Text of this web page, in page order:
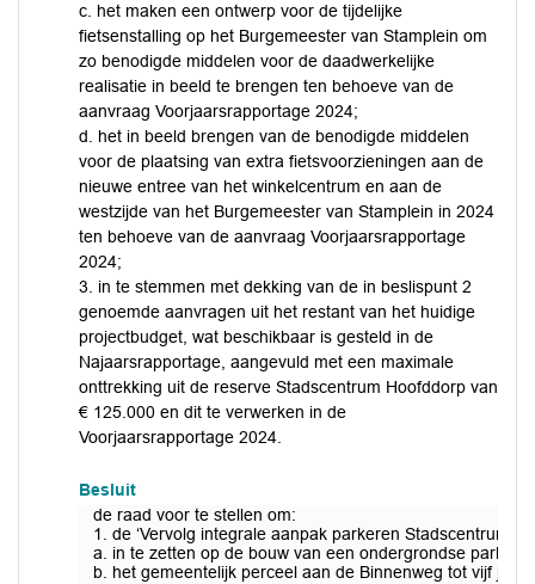
c. het maken een ontwerp voor de tijdelijke
fietsenstalling op het Burgemeester van Stamplein om
zo benodigde middelen voor de daadwerkelijke
realisatie in beeld te brengen ten behoeve van de
aanvraag Voorjaarsrapportage 2024;
d. het in beeld brengen van de benodigde middelen
voor de plaatsing van extra fietsvoorzieningen aan de
nieuwe entree van het winkelcentrum en aan de
westzijde van het Burgemeester van Stamplein in 2024
ten behoeve van de aanvraag Voorjaarsrapportage
2024;
3. in te stemmen met dekking van de in beslispunt 2
genoemde aanvragen uit het restant van het huidige
projectbudget, wat beschikbaar is gesteld in de
Najaarsrapportage, aangevuld met een maximale
onttrekking uit de reserve Stadscentrum Hoofddorp van
€ 125.000 en dit te verwerken in de
Voorjaarsrapportage 2024.
Besluit
de raad voor te stellen om:
1. de ‘Vervolg integrale aanpak parkeren Stadscentrum
a. in te zetten op de bouw van een ondergrondse
b. het gemeentelijk perceel aan de Binnenweg tot vijf